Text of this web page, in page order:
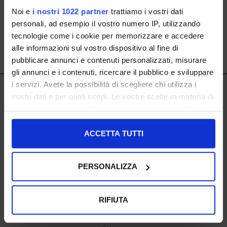
Noi e i nostri 1022 partner trattiamo i vostri dati
personali, ad esempio il vostro numero IP, utilizzando
tecnologie come i cookie per memorizzare e accedere
alle informazioni sul vostro dispositivo al fine di
pubblicare annunci e contenuti personalizzati, misurare
gli annunci e i contenuti, ricercare il pubblico e sviluppare
i servizi. Avete la possibilità di scegliere chi utilizza i
vostri dati e per quali scopi. Le vostre scelte in materia di
in cui avete effettuato le vostre scelte. È possibile
modificare o revocare il proprio consenso in qualsiasi
momento dalla Dichiarazione sui cookie o facendo clic
Con il tuo consenso, vorremmo anche:
raccogliere informazioni sulla tua posizione
ACCETTA TUTTI
PERSONALIZZA
RIFIUTA
SHOW ITEMS1to0of 0 total
IL LACCIO
IL LACCIO
Pagamenti
Spedizione
EXTRA
cookie policy
ISCRIVITI ALLA NOSTRA NEWSLETTER